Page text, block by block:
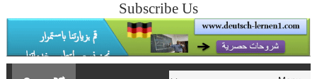
Subscribe Us